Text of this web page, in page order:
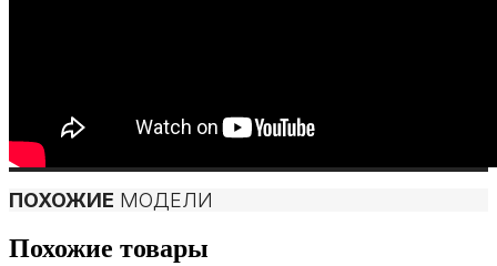
ПОХОЖИЕ МОДЕЛИ
Похожие товары